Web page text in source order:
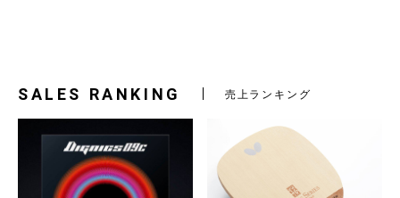
SALES RANKING 売上ランキング